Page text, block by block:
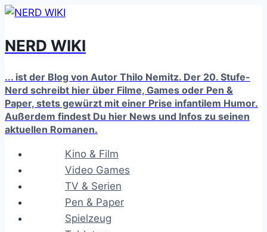
Zum
springen
NERD WIKI
... ist der Blog von Autor Thilo Nemitz. Der 20. Stufe-
Nerd schreibt hier über Filme, Games oder Pen &
Paper, stets gewürzt mit einer Prise infantilem Humor.
Außerdem findest Du hier News und Infos zu seinen
aktuellen Romanen.
Kino & Film
Video Games
TV & Serien
Pen & Paper
Spielzeug